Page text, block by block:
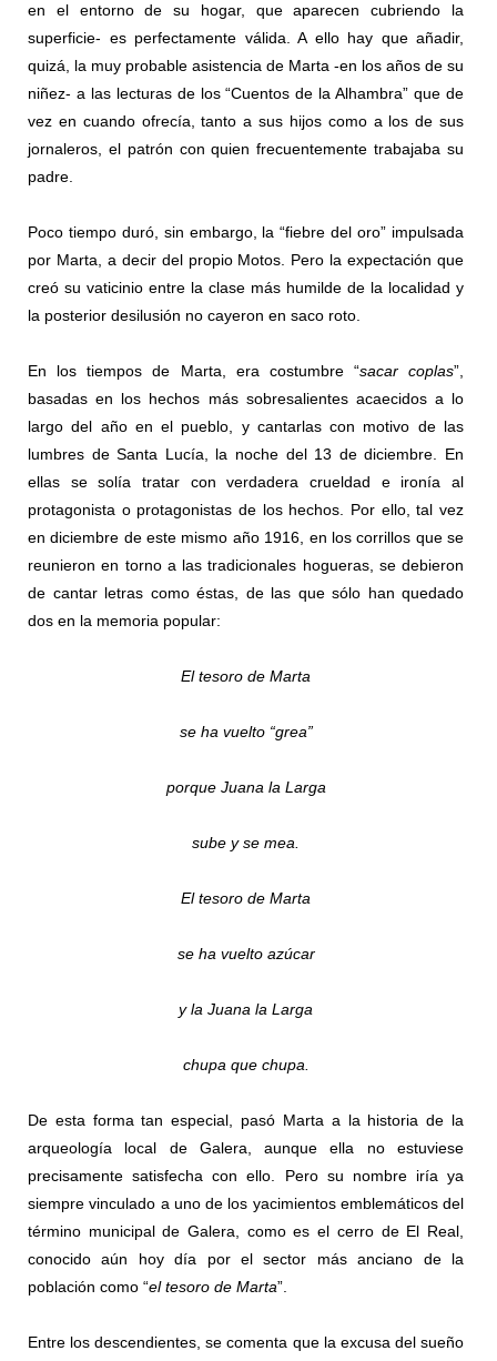
en el entorno de su hogar, que aparecen cubriendo la
superficie- es perfectamente válida. A ello hay que añadir,
quizá, la muy probable asistencia de Marta -en los años de su
niñez- a las lecturas de los “Cuentos de la Alhambra” que de
vez en cuando ofrecía, tanto a sus hijos como a los de sus
jornaleros, el patrón con quien frecuentemente trabajaba su
padre.
Poco tiempo duró, sin embargo, la “fiebre del oro” impulsada
por Marta, a decir del propio Motos. Pero la expectación que
creó su vaticinio entre la clase más humilde de la localidad y
la posterior desilusión no cayeron en saco roto.
En los tiempos de Marta, era costumbre “sacar coplas”,
basadas en los hechos más sobresalientes acaecidos a lo
largo del año en el pueblo, y cantarlas con motivo de las
lumbres de Santa Lucía, la noche del 13 de diciembre. En
ellas se solía tratar con verdadera crueldad e ironía al
protagonista o protagonistas de los hechos. Por ello, tal vez
en diciembre de este mismo año 1916, en los corrillos que se
reunieron en torno a las tradicionales hogueras, se debieron
de cantar letras como éstas, de las que sólo han quedado
dos en la memoria popular:
El tesoro de Marta
se ha vuelto “grea”
porque Juana la Larga
sube y se mea.
El tesoro de Marta
se ha vuelto azúcar
y la Juana la Larga
chupa que chupa.
De esta forma tan especial, pasó Marta a la historia de la
arqueología local de Galera, aunque ella no estuviese
precisamente satisfecha con ello. Pero su nombre iría ya
siempre vinculado a uno de los yacimientos emblemáticos del
término municipal de Galera, como es el cerro de El Real,
conocido aún hoy día por el sector más anciano de la
población como “el tesoro de Marta”.
Entre los descendientes, se comenta que la excusa del sueño